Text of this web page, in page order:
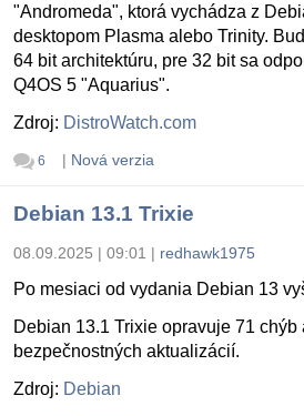
"Andromeda", ktorá vychádza z
desktopom Plasma alebo Trinity.
64 bit architektúru, pre 32 bit sa
Q4OS 5 "Aquarius".
Zdroj: DistroWatch.com
6 | Nová verzia
Debian 13.1 Trixie
08.09.2025 | 09:01 | redhawk1975
Po mesiaci od vydania Debian 13
Debian 13.1 Trixie opravuje 71 chýb
bezpečnostných aktualizácií.
Zdroj: Debian